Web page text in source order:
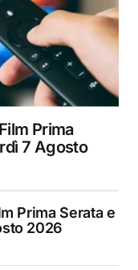
Prima
7 Agosto
Prima Serata e
2026